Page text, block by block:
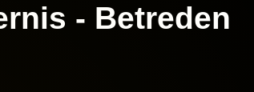
- Betreden